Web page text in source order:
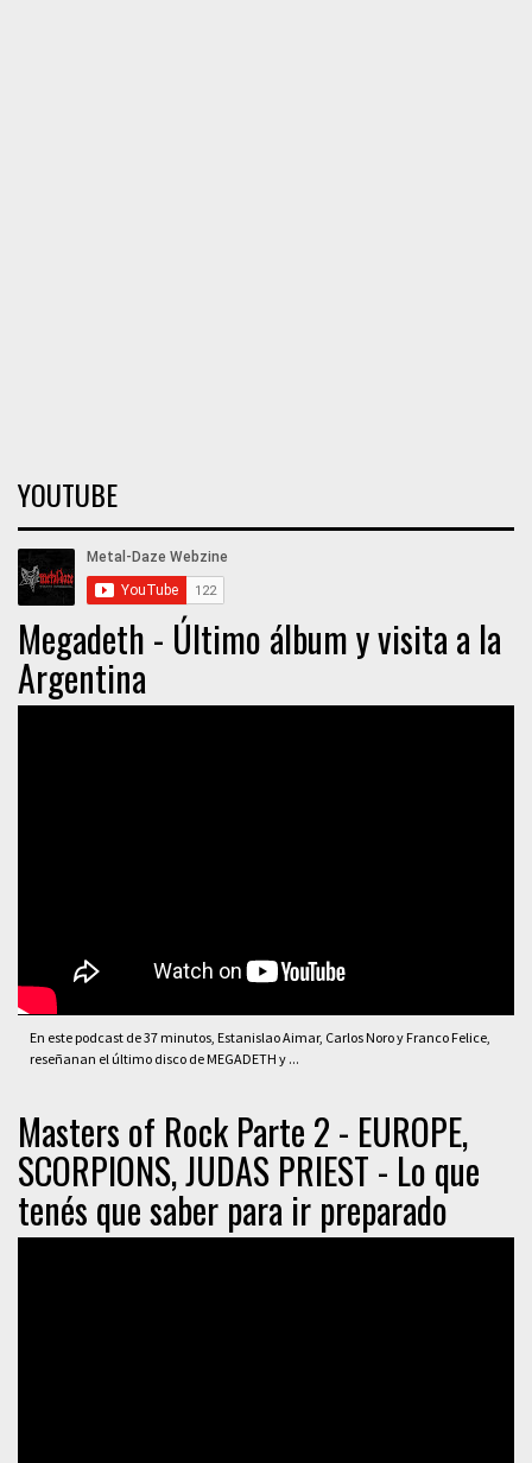
YOUTUBE
Megadeth - Último álbum y visita a la
Argentina
En este podcast de 37 minutos, Estanislao Aimar, Carlos Noro y Franco Felice,
reseñanan el último disco de MEGADETH y ...
Masters of Rock Parte 2 - EUROPE,
SCORPIONS, JUDAS PRIEST - Lo que
tenés que saber para ir preparado